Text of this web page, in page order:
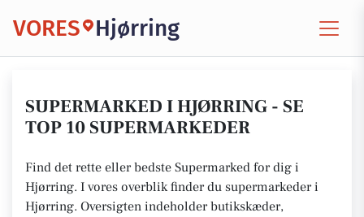
VORES Hjørring
SUPERMARKED I HJØRRING - SE
TOP 10 SUPERMARKEDER
Find det rette eller bedste Supermarked for dig i
Hjørring. I vores overblik finder du supermarkeder i
Hjørring. Oversigten indeholder butikskæder,